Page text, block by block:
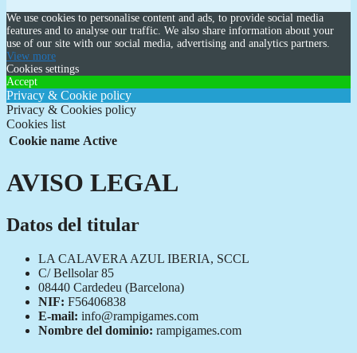
We use cookies to personalise content and ads, to provide social media
features and to analyse our traffic. We also share information about your
use of our site with our social media, advertising and analytics partners.
View more
Cookies settings
Accept
Privacy & Cookie policy
Privacy & Cookies policy
Cookies list
Cookie name Active
AVISO LEGAL
Datos del titular
LA CALAVERA AZUL IBERIA, SCCL
C/ Bellsolar 85
08440 Cardedeu (Barcelona)
NIF: F56406838
E-mail: info@rampigames.com
Nombre del dominio: rampigames.com